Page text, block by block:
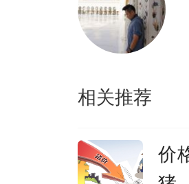
相关推荐
价